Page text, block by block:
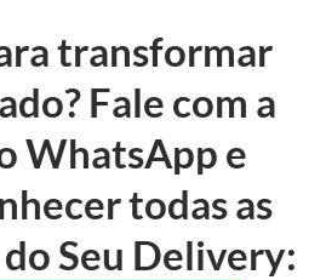
transformar
Fale com a
WhatsApp e
todas as
Seu Delivery: